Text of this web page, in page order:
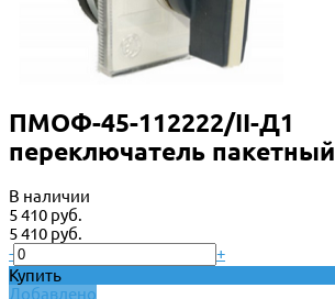
ПМОФ-45-112222/II-Д1
переключатель пакетный
В наличии
5 410 руб.
5 410 руб.
-
+
Купить
Добавлено